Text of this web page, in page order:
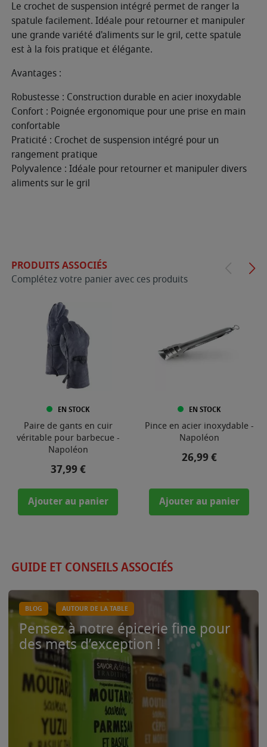
Le crochet de suspension intégré permet de ranger la
spatule facilement. Idéale pour retourner et manipuler
une grande variété d'aliments sur le gril, cette spatule
est à la fois pratique et élégante.
Avantages :
Robustesse : Construction durable en acier inoxydable
Confort : Poignée ergonomique pour une prise en main
confortable
Praticité : Crochet de suspension intégré pour un
rangement pratique
Polyvalence : Idéale pour retourner et manipuler divers
aliments sur le gril
PRODUITS ASSOCIÉS
Complétez votre panier avec ces produits
EN STOCK
Paire de gants en cuir
véritable pour barbecue -
Napoléon
Prix
37,99 €
Ajouter au panier
EN STOCK
Pince en acier inoxydable -
Napoléon
Prix
26,99 €
Ajouter au panier
GUIDE ET CONSEILS ASSOCIÉS
BLOG AUTOUR DE LA TABLE
Pensez à notre épicerie fine pour
des mets d’exception !